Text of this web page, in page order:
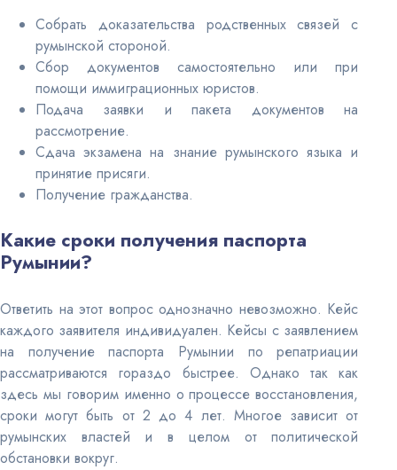
Собрать доказательства родственных связей с
румынской стороной.
Сбор документов самостоятельно или при
помощи иммиграционных юристов.
Подача заявки и пакета документов на
рассмотрение.
Сдача экзамена на знание румынского языка и
принятие присяги.
Получение гражданства.
Какие сроки получения паспорта
Румынии?
Ответить на этот вопрос однозначно невозможно. Кейс
каждого заявителя индивидуален. Кейсы с заявлением
на получение паспорта Румынии по репатриации
рассматриваются гораздо быстрее. Однако так как
здесь мы говорим именно о процессе восстановления,
сроки могут быть от 2 до 4 лет. Многое зависит от
румынских властей и в целом от политической
обстановки вокруг.